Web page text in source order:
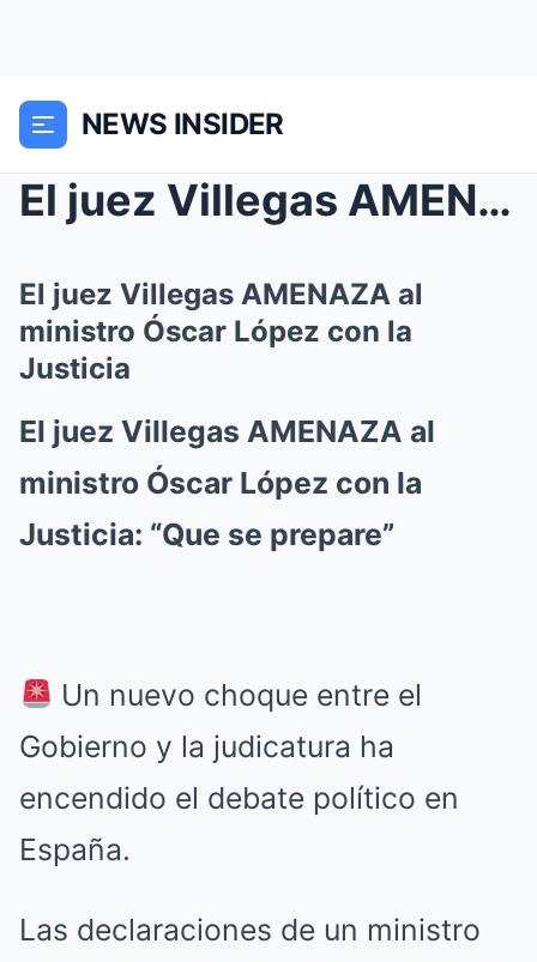
NEWS INSIDER
El juez Villegas AMENAZA al ministro Óscar López c...
El juez Villegas AMENAZA al
ministro Óscar López con la
Justicia
El juez Villegas AMENAZA al
ministro Óscar López con la
Justicia: “Que se prepare”
Un nuevo choque entre el
Gobierno y la judicatura ha
encendido el debate político en
España.
Las declaraciones de un ministro